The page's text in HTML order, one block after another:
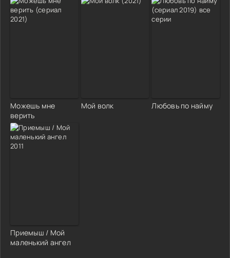
Можешь мне
верить
Мой волк Любовь по найму
Приемыш / Мой
маленький ангел